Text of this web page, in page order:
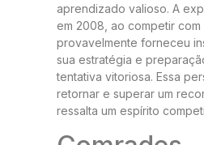
aprendizado valioso. A
em 2008, ao competir com
provavelmente forneceu
sua estratégia e
tentativa vitoriosa. Essa
retornar e superar um
ressalta um espírito